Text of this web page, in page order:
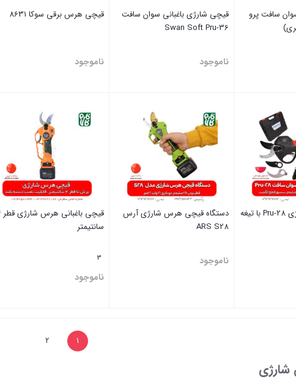
سافت پرو
قیچی شارژی باغبانی سوان سافت
Swan Soft Pru-36
ناموجود
قیچی هرس برقی سوکا 8631
ناموجود
قیچی باغبانی شارژی Pru-28 با تیغه
دستگاه قیچی هرس شارژی آرس
ARS S28
ناموجود
سانتیمتر
3
ناموجود
1
2
شارژی